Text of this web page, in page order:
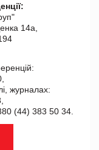
14а,
журналах:
(44) 383 50 34.